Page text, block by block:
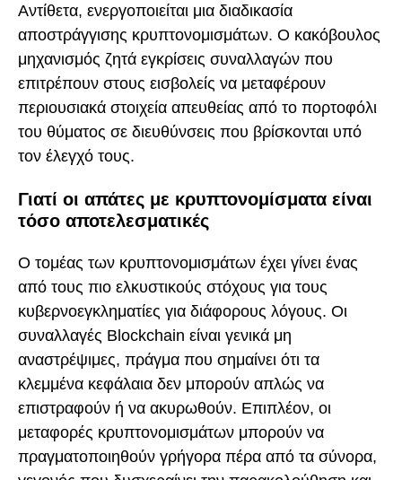
Αντίθετα, ενεργοποιείται μια διαδικασία
αποστράγγισης κρυπτονομισμάτων. Ο κακόβουλος
μηχανισμός ζητά εγκρίσεις συναλλαγών που
επιτρέπουν στους εισβολείς να μεταφέρουν
περιουσιακά στοιχεία απευθείας από το πορτοφόλι
του θύματος σε διευθύνσεις που βρίσκονται υπό
τον έλεγχό τους.
Γιατί οι απάτες με κρυπτονομίσματα είναι
τόσο αποτελεσματικές
Ο τομέας των κρυπτονομισμάτων έχει γίνει ένας
από τους πιο ελκυστικούς στόχους για τους
κυβερνοεγκληματίες για διάφορους λόγους. Οι
συναλλαγές Blockchain είναι γενικά μη
αναστρέψιμες, πράγμα που σημαίνει ότι τα
κλεμμένα κεφάλαια δεν μπορούν απλώς να
επιστραφούν ή να ακυρωθούν. Επιπλέον, οι
μεταφορές κρυπτονομισμάτων μπορούν να
πραγματοποιηθούν γρήγορα πέρα από τα σύνορα,